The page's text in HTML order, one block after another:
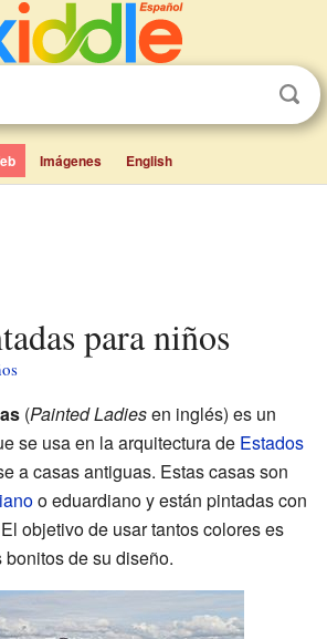
Imágenes English
para niños
(Painted Ladiesen inglés) es un
se usa en la arquitectura de Estados
a casas antiguas. Estas casas son
o eduardiano y están pintadas con
objetivo de usar tantos colores es
de su diseño.